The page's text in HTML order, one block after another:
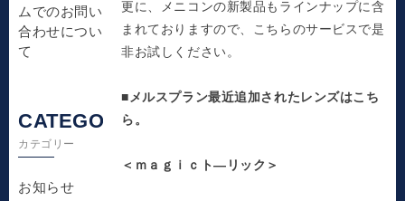
更に、メニコンの新製品もラインナップに含
まれておりますので、こちらのサービスで是
非お試しください。
■メルスプラン最近追加されたレンズはこち
ら。
＜ｍａｇｉｃト―リック＞
ムでのお問い
合わせについ
て
CATEGORY
カテゴリー
お知らせ